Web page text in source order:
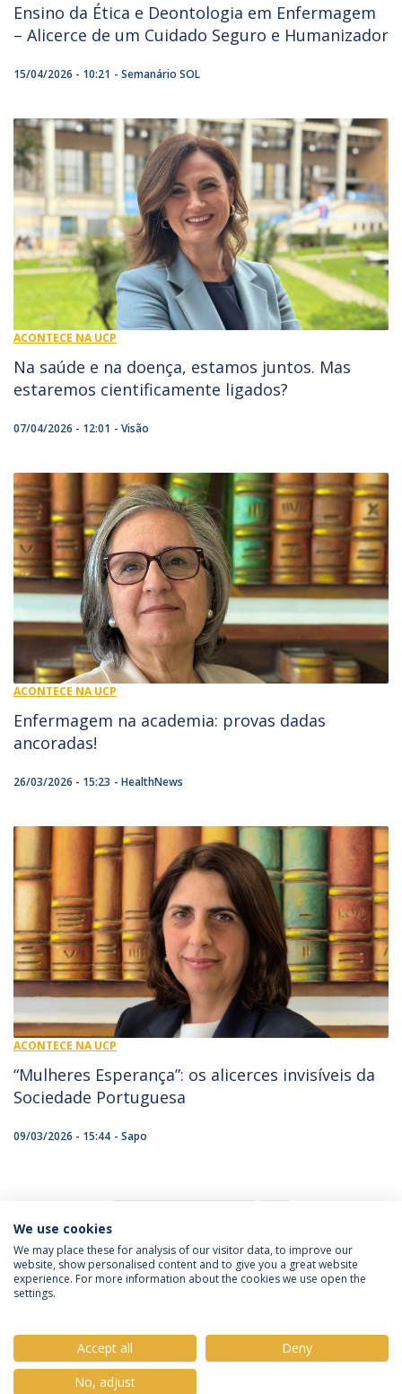
Ensino da Ética e Deontologia em Enfermagem
– Alicerce de um Cuidado Seguro e Humanizador
15/04/2026 - 10:21 Semanário SOL
ACONTECE NA UCP
Na saúde e na doença, estamos juntos. Mas
estaremos cientificamente ligados?
07/04/2026 - 12:01 Visão
ACONTECE NA UCP
Enfermagem na academia: provas dadas
ancoradas!
26/03/2026 - 15:23 HealthNews
ACONTECE NA UCP
“Mulheres Esperança”: os alicerces invisíveis da
Sociedade Portuguesa
09/03/2026 - 15:44 Sapo
Política de Privacidade
Termos e Condições
We use cookies
We may place these for analysis of our visitor data, to improve our
website, show personalised content and to give you a great website
experience. For more information about the cookies we use open the
settings.
Accept all
Deny
No, adjust